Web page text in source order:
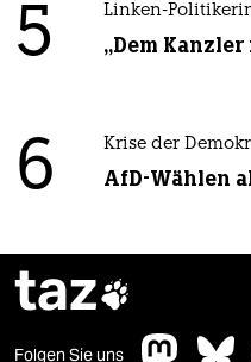
5 Linken-
„Dem
6 Krise der
AfD-Wählen
taz
Folgen Sie uns